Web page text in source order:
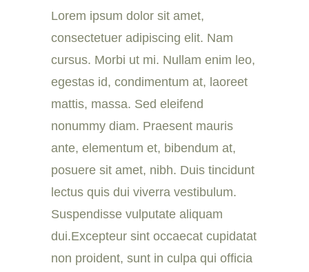
Lorem ipsum dolor sit amet,
consectetuer adipiscing elit. Nam
cursus. Morbi ut mi. Nullam enim leo,
egestas id, condimentum at, laoreet
mattis, massa. Sed eleifend
nonummy diam. Praesent mauris
ante, elementum et, bibendum at,
posuere sit amet, nibh. Duis tincidunt
lectus quis dui viverra vestibulum.
Suspendisse vulputate aliquam
dui.Excepteur sint occaecat cupidatat
non proident, sunt in culpa qui officia